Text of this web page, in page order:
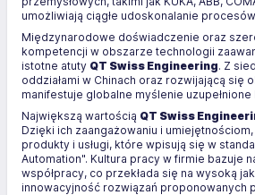
umożliwiają ciągłe udoskonalanie
Międzynarodowe doświadczenie oraz
kompetencji w obszarze technologii
istotne atuty QT Swiss Engineering. Z
oddziałami w Chinach oraz rozwijającą się
manifestuje globalne myślenie uzupełnione
Największą wartością QT Swiss
Dzięki ich zaangażowaniu i
produkty i usługi, które wpisują się w
Automation". Kultura pracy w firmie bazuje
współpracy, co przekłada się na wysoką
innowacyjność rozwiązań proponowanych